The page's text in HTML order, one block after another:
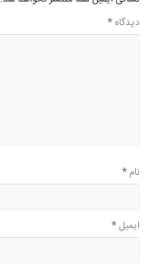
دیدگاه*
نام*
ایمیل*